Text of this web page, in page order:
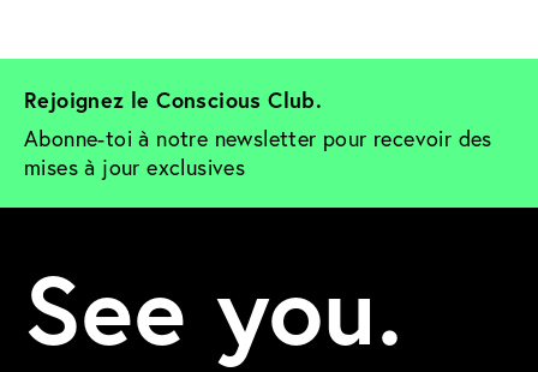
Rejoignez le Conscious Club.
Abonne-toi à notre newsletter pour recevoir des
mises à jour exclusives
See you.